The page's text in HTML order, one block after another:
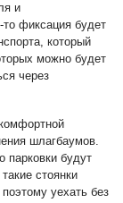
и
то фиксация будет
который
можно будет
через
шлагбаумов.
парковки будут
стоянки
уехать без